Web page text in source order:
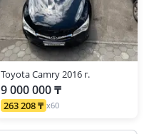
Toyota Camry 2016 г.
9 000 000 ₸
263 208 ₸ x60